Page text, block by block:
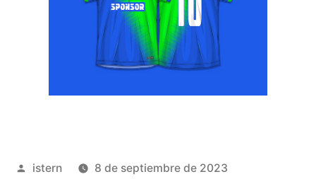
Publicado
istern
8 de septiembre de 2023